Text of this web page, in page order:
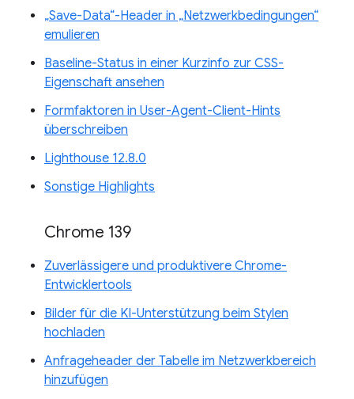
„Save-Data“-Header in „Netzwerkbedingungen“
emulieren
Baseline-Status in einer Kurzinfo zur CSS-
Eigenschaft ansehen
Formfaktoren in User-Agent-Client-Hints
überschreiben
Lighthouse 12.8.0
Sonstige Highlights
Chrome 139
Zuverlässigere und produktivere Chrome-
Entwicklertools
Bilder für die KI-Unterstützung beim Stylen
hochladen
Anfrageheader der Tabelle im Netzwerkbereich
hinzufügen